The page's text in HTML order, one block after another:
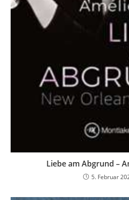
Liebe am Abgrund –
5. Februar